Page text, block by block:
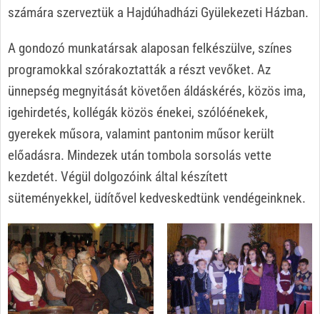
számára szerveztük a Hajdúhadházi Gyülekezeti Házban.
A gondozó munkatársak alaposan felkészülve, színes
programokkal szórakoztatták a részt vevőket. Az
ünnepség megnyitását követően áldáskérés, közös ima,
igehirdetés, kollégák közös énekei, szólóénekek,
gyerekek műsora, valamint pantonim műsor került
előadásra. Mindezek után tombola sorsolás vette
kezdetét. Végül dolgozóink által készített
süteményekkel, üdítővel kedveskedtünk vendégeinknek.